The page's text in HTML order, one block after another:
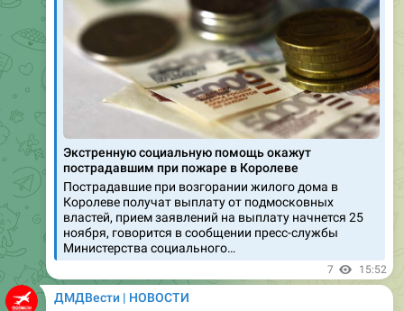
Экстренную социальную помощь окажут
пострадавшим при пожаре в Королеве
Пострадавшие при возгорании жилого дома в
Королеве получат выплату от подмосковных
властей, прием заявлений на выплату начнется 25
ноября, говорится в сообщении пресс-службы
Министерства социального…
7
ДМДВести | НОВОСТИ
ХЭШТЕГИ:#Dmdvesti,#Бyдьвкурсе,#Вкyрсе2О19,
#Домодедово,#Домодедовскоеиа